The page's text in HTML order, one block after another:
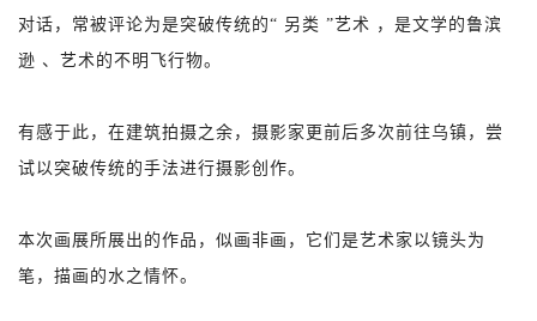
对话，常被评论为是突破传统的“ 另类 ”艺术 ，是文学的鲁滨
逊 、艺术的不明飞行物。
有感于此，在建筑拍摄之余，摄影家更前后多次前往乌镇，尝
试以突破传统的手法进行摄影创作。
本次画展所展出的作品，似画非画，它们是艺术家以镜头为
笔，描画的水之情怀。